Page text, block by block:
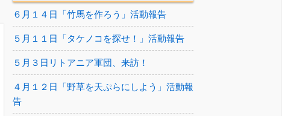
６月１４日「竹馬を作ろう」活動報告
５月１１日「タケノコを探せ！」活動報告
５月３日リトアニア軍団、来訪！
４月１２日「野草を天ぷらにしよう」活動報
告